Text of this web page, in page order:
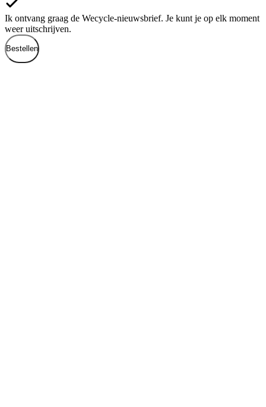
Ik ontvang graag de Wecycle-nieuwsbrief. Je kunt je op elk moment
weer uitschrijven.
Bestellen